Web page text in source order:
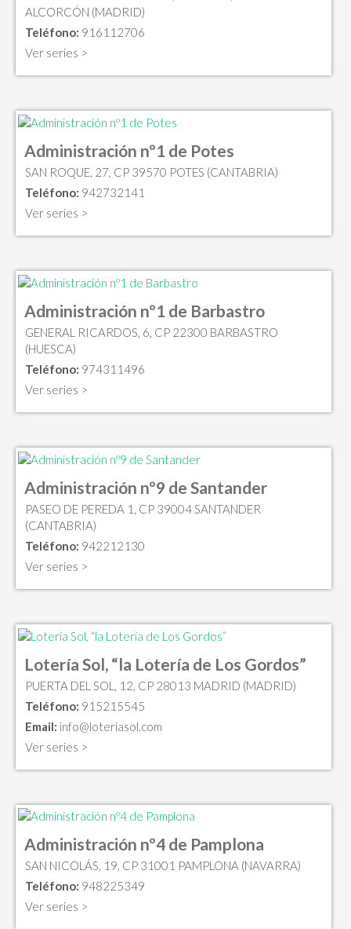
ALCORCÓN (MADRID)
Teléfono: 916112706
Ver series >
Administración nº1 de Potes
SAN ROQUE, 27, CP 39570 POTES (CANTABRIA)
Teléfono: 942732141
Ver series >
Administración nº1 de Barbastro
GENERAL RICARDOS, 6, CP 22300 BARBASTRO
(HUESCA)
Teléfono: 974311496
Ver series >
Administración nº9 de Santander
PASEO DE PEREDA 1, CP 39004 SANTANDER
(CANTABRIA)
Teléfono: 942212130
Ver series >
Lotería Sol, “la Lotería de Los Gordos”
PUERTA DEL SOL, 12, CP 28013 MADRID (MADRID)
Teléfono: 915215545
Email: info@loteriasol.com
Ver series >
Administración nº4 de Pamplona
SAN NICOLÁS, 19, CP 31001 PAMPLONA (NAVARRA)
Teléfono: 948225349
Ver series >